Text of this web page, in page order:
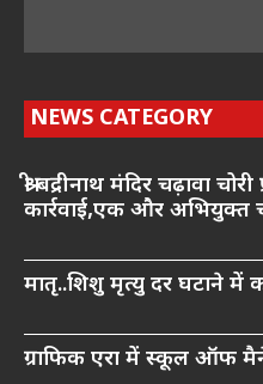
NEWS CATEGORY
श्री बद्रीनाथ मंदिर चढ़ावा
कार्रवाई,एक और अभियुक्त
मातृ..शिशु मृत्यु दर घटाने में
ग्राफिक एरा में स्कूल ऑफ